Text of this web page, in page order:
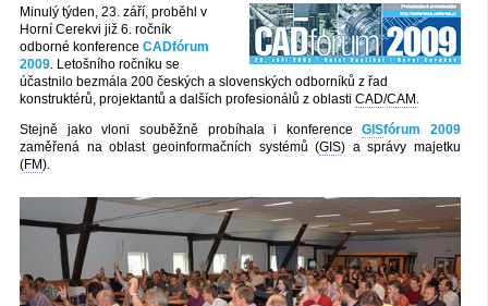
Minulý týden, 23. září, proběhl v
Horní Cerekvi již 6. ročník
odborné konference CADfórum
2009. Letošního ročníku se
účastnilo bezmála 200 českých a slovenských odborníků z řad
konstruktérů, projektantů a dalších profesionálů z oblasti CAD/CAM .
Stejně jako vloni souběžně probíhala i konferenceGISfórum 2009
zaměřená na oblast geoinformačních systémů (GIS) a správy majetku
(FM).